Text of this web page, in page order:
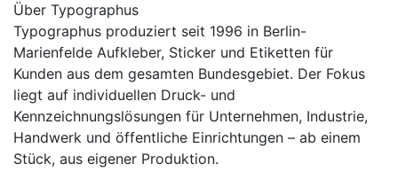
Über Typographus
Typographus produziert seit 1996 in Berlin-
Marienfelde Aufkleber, Sticker und Etiketten für
Kunden aus dem gesamten Bundesgebiet. Der Fokus
liegt auf individuellen Druck- und
Kennzeichnungslösungen für Unternehmen, Industrie,
Handwerk und öffentliche Einrichtungen – ab einem
Stück, aus eigener Produktion.